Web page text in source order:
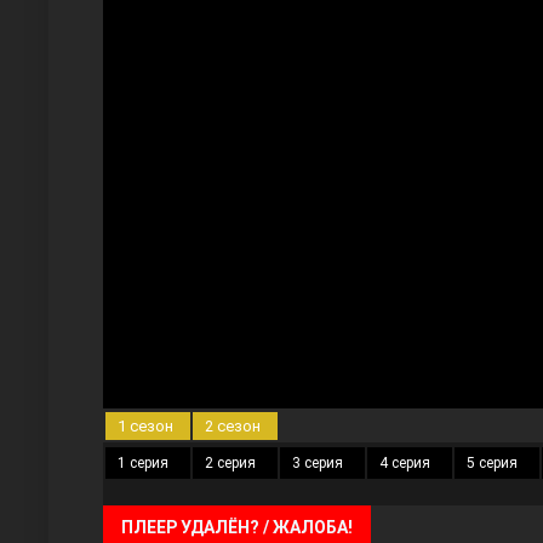
Ветреный холм
1 сезон 2 сезон
1 серия 2 серия 3 серия 4 серия 5 серия
ПЛЕЕР УДАЛЁН? / ЖАЛОБА!